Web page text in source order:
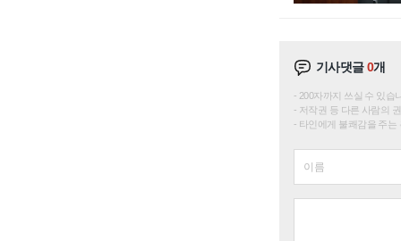
기사댓글0개
200자까지 쓰실 수 있습
저작권 등 다른 사람의
타인에게 불쾌감을 주는